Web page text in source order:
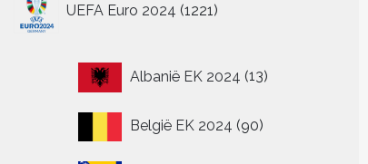
UEFA Euro 2024 1221
producten
Albanië EK 2024 1313
België EK 2024 9090